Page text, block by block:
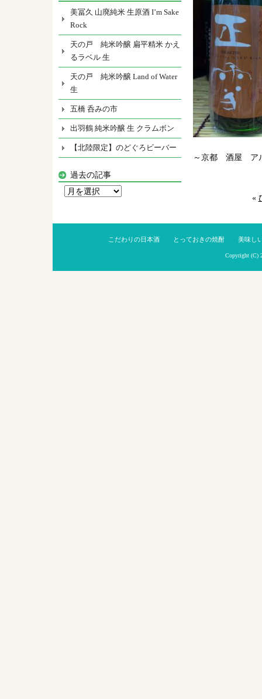
～京都 酒屋 ア
«
美冨久 山廃純米 生原酒 I’m Sake
Rock
天の戸 純米吟醸 扁平精米 かえ
るラベル 生
天の戸 純米吟醸 Land of Water
生
五橋 呑みの市
出羽鶴 純米吟醸 生 クラムボン
【北陸限定】のどぐろビーバー
過去の記事
こだわりの日本酒 とっておきの焼酎 美味し
Copyright (C)